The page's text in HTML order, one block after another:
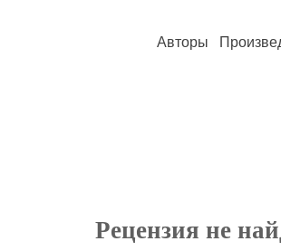
Авторы
Рецензия не